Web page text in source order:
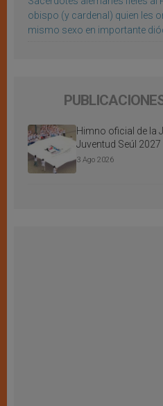
obispo (y cardenal) quien les
mismo sexo en importante
Himno oficial de la
Juventud Seúl 2027
3 Ago 2026